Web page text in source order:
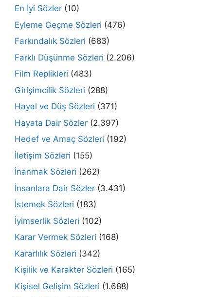
En İyi Sözler (10)
Eyleme Geçme Sözleri (476)
Farkındalık Sözleri (683)
Farklı Düşünme Sözleri (2.206)
Film Replikleri (483)
Girişimcilik Sözleri (288)
Hayal ve Düş Sözleri (371)
Hayata Dair Sözler (2.397)
Hedef ve Amaç Sözleri (192)
İletişim Sözleri (155)
İnanmak Sözleri (262)
İnsanlara Dair Sözler (3.431)
İstemek Sözleri (183)
İyimserlik Sözleri (102)
Karar Vermek Sözleri (168)
Kararlılık Sözleri (342)
Kişilik ve Karakter Sözleri (165)
Kişisel Gelişim Sözleri (1.688)